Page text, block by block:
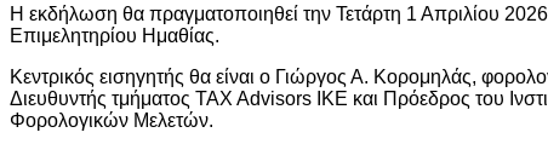
Η εκδήλωση θα πραγματοποιηθεί την Τετάρτη 1 Απριλίου
Επιμελητηρίου Ημαθίας.
Κεντρικός εισηγητής θα είναι ο Γιώργος Α. Κορομηλάς,
Διευθυντής τμήματος TAX Advisors ΙΚΕ και Πρόεδρος του
Φορολογικών Μελετών.